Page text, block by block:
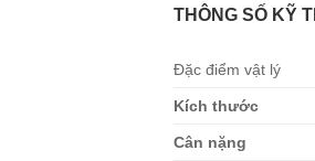
THÔNG SỐ KỸ
Đặc điểm vật lý
Kích thước
Cân nặng